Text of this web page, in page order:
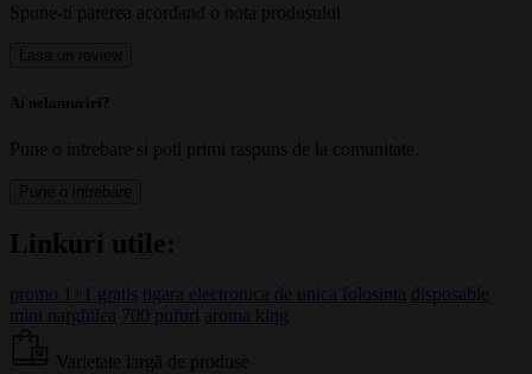
Spune-ti parerea acordand o nota produsului
Ai nelamuriri?
Pune o intrebare si poti primi raspuns de la comunitate.
Linkuri utile:
promo 1+1 gratis tigara electronica de unica folosinta disposable
mini narghilea 700 pufuri aroma king
Varietate largă de produse